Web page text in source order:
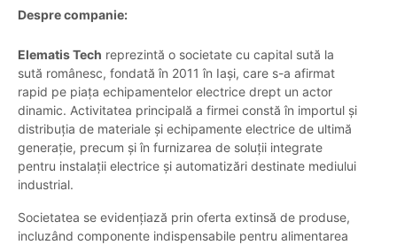
Despre companie:
Elematis Tech reprezintă o societate cu capital sută la
sută românesc, fondată în 2011 în Iași, care s-a afirmat
rapid pe piața echipamentelor electrice drept un actor
dinamic. Activitatea principală a firmei constă în importul și
distribuția de materiale și echipamente electrice de ultimă
generație, precum și în furnizarea de soluții integrate
pentru instalații electrice și automatizări destinate mediului
industrial.
Societatea se evidențiază prin oferta extinsă de produse,
incluzând componente indispensabile pentru alimentarea